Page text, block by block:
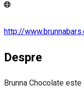
http://
Despre
Brunna Chocolate